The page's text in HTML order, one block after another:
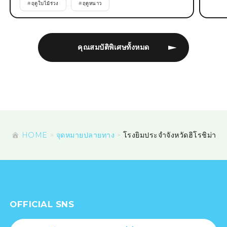
คุณสมบัติพิเศษทั้งหมด
#ฤดูใบไม้ร่วง #ฤดูหนาว
HOME จุดหมายปลายทาง โรงยิมประจำจังหวัดฮิโรชิม่า
OFFICIAL SNS